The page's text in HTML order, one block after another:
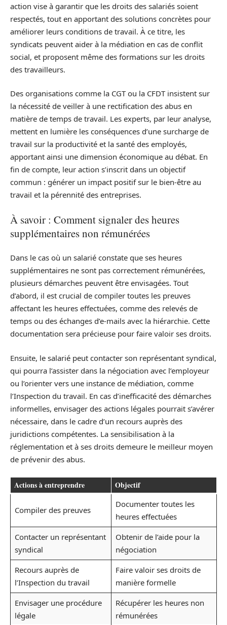
action vise à garantir que les droits des salariés soient
respectés, tout en apportant des solutions concrètes pour
améliorer leurs conditions de travail. À ce titre, les
syndicats peuvent aider à la médiation en cas de conflit
social, et proposent même des formations sur les droits
des travailleurs.
Des organisations comme la CGT ou la CFDT insistent sur
la nécessité de veiller à une rectification des abus en
matière de temps de travail. Les experts, par leur analyse,
mettent en lumière les conséquences d’une surcharge de
travail sur la productivité et la santé des employés,
apportant ainsi une dimension économique au débat. En
fin de compte, leur action s’inscrit dans un objectif
commun : générer un impact positif sur le bien-être au
travail et la pérennité des entreprises.
À savoir : Comment signaler des heures
supplémentaires non rémunérées
Dans le cas où un salarié constate que ses heures
supplémentaires ne sont pas correctement rémunérées,
plusieurs démarches peuvent être envisagées. Tout
d’abord, il est crucial de compiler toutes les preuves
affectant les heures effectuées, comme des relevés de
temps ou des échanges d’e-mails avec la hiérarchie. Cette
documentation sera précieuse pour faire valoir ses droits.
Ensuite, le salarié peut contacter son représentant syndical,
qui pourra l’assister dans la négociation avec l’employeur
ou l’orienter vers une instance de médiation, comme
l’Inspection du travail. En cas d’inefficacité des démarches
informelles, envisager des actions légales pourrait s’avérer
nécessaire, dans le cadre d’un recours auprès des
juridictions compétentes. La sensibilisation à la
réglementation et à ses droits demeure le meilleur moyen
de prévenir des abus.
Actions à entreprendre Objectif
Compiler des preuves
Documenter toutes les
heures effectuées
Contacter un représentant
syndical
Obtenir de l’aide pour la
négociation
Recours auprès de
l’Inspection du travail
Faire valoir ses droits de
manière formelle
Envisager une procédure
légale
Récupérer les heures non
rémunérées